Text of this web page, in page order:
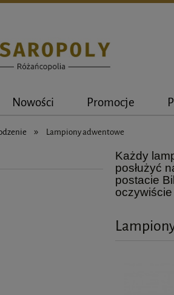
Nowości Promocje
» Lampiony adwentowe
Każdy
posłużyć
postacie